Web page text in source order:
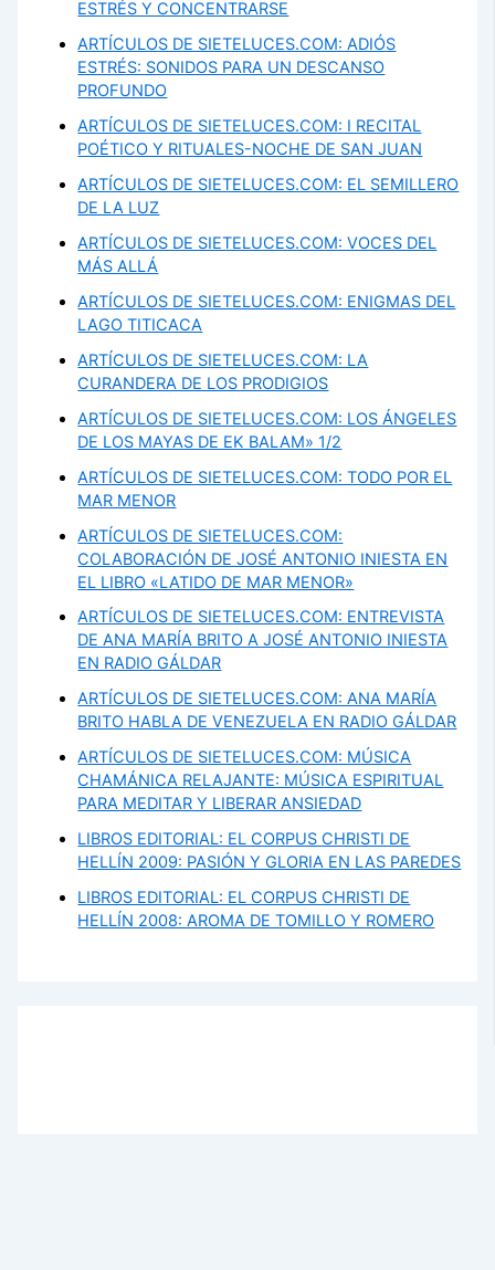
ESTRÉS Y CONCENTRARSE
ARTÍCULOS DE SIETELUCES.COM: ADIÓS
ESTRÉS: SONIDOS PARA UN DESCANSO
PROFUNDO
ARTÍCULOS DE SIETELUCES.COM: I RECITAL
POÉTICO Y RITUALES-NOCHE DE SAN JUAN
ARTÍCULOS DE SIETELUCES.COM: EL SEMILLERO
DE LA LUZ
ARTÍCULOS DE SIETELUCES.COM: VOCES DEL
MÁS ALLÁ
ARTÍCULOS DE SIETELUCES.COM: ENIGMAS DEL
LAGO TITICACA
ARTÍCULOS DE SIETELUCES.COM: LA
CURANDERA DE LOS PRODIGIOS
ARTÍCULOS DE SIETELUCES.COM: LOS ÁNGELES
DE LOS MAYAS DE EK BALAM» 1/2
ARTÍCULOS DE SIETELUCES.COM: TODO POR EL
MAR MENOR
ARTÍCULOS DE SIETELUCES.COM:
COLABORACIÓN DE JOSÉ ANTONIO INIESTA EN
EL LIBRO «LATIDO DE MAR MENOR»
ARTÍCULOS DE SIETELUCES.COM: ENTREVISTA
DE ANA MARÍA BRITO A JOSÉ ANTONIO INIESTA
EN RADIO GÁLDAR
ARTÍCULOS DE SIETELUCES.COM: ANA MARÍA
BRITO HABLA DE VENEZUELA EN RADIO GÁLDAR
ARTÍCULOS DE SIETELUCES.COM: MÚSICA
CHAMÁNICA RELAJANTE: MÚSICA ESPIRITUAL
PARA MEDITAR Y LIBERAR ANSIEDAD
LIBROS EDITORIAL: EL CORPUS CHRISTI DE
HELLÍN 2009: PASIÓN Y GLORIA EN LAS PAREDES
LIBROS EDITORIAL: EL CORPUS CHRISTI DE
HELLÍN 2008: AROMA DE TOMILLO Y ROMERO